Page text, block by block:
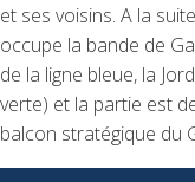
et ses voisins. A la
occupe la bande de
de la ligne bleue, la
verte) et la partie est
balcon stratégique du